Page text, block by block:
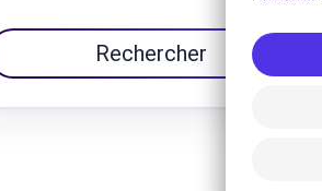
Rechercher